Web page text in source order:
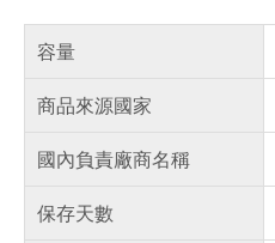
容量
商品來源國家
國內負責廠商名稱
保存天數